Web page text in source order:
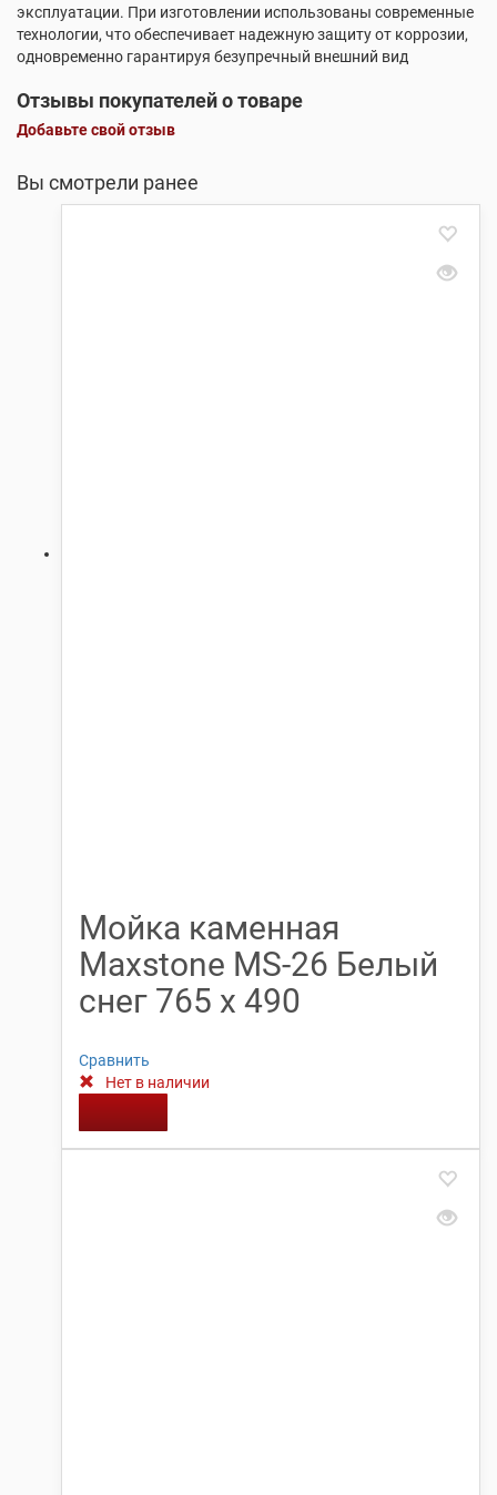
эксплуатации. При изготовлении использованы современные
технологии, что обеспечивает надежную защиту от коррозии,
одновременно гарантируя безупречный внешний вид
Отзывы покупателей о товаре
Добавьте свой отзыв
Вы смотрели ранее
Мойка каменная
Maxstone МS-26 Белый
снег 765 х 490
Сравнить
Нет в наличии